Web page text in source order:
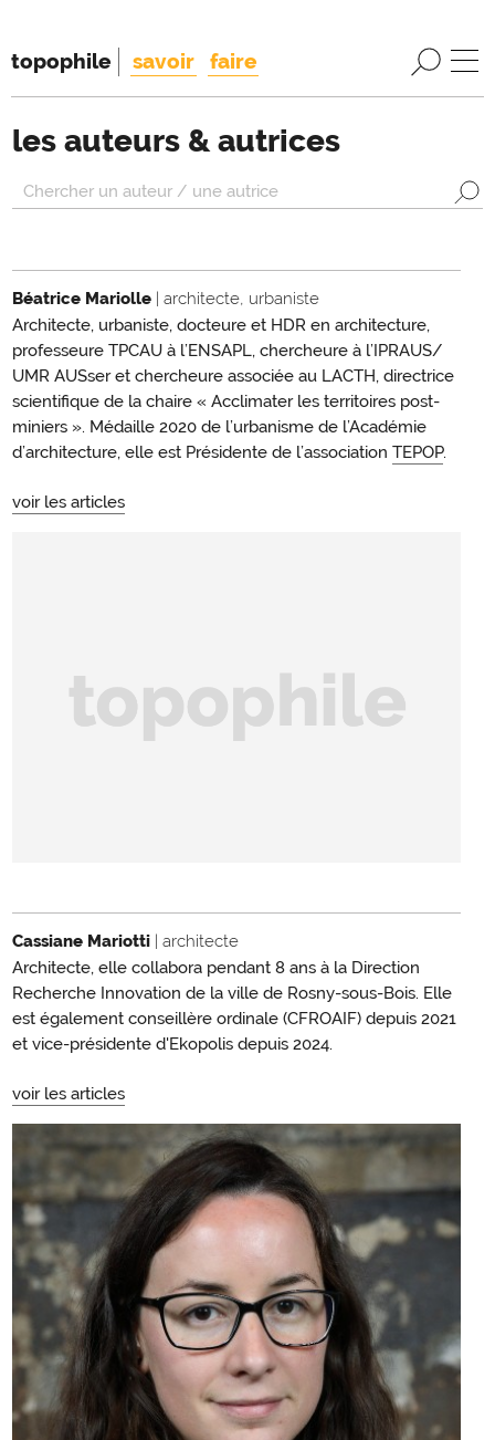
topophile savoir faire
les auteurs & autrices
Béatrice Mariolle | architecte, urbaniste
Architecte, urbaniste, docteure et HDR en architecture,
professeure TPCAU à l’ENSAPL, chercheure à l’IPRAUS/
UMR AUSser et chercheure associée au LACTH, directrice
scientifique de la chaire « Acclimater les territoires post-
miniers ». Médaille 2020 de l’urbanisme de l’Académie
d’architecture, elle est Présidente de l’association TEPOP.
voir les articles
Cassiane Mariotti | architecte
Architecte, elle collabora pendant 8 ans à la Direction
Recherche Innovation de la ville de Rosny-sous-Bois. Elle
est également conseillère ordinale (CFROAIF) depuis 2021
et vice-présidente d'Ekopolis depuis 2024.
voir les articles